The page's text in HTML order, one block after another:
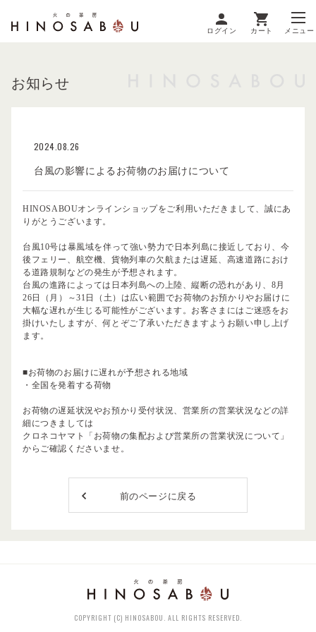
ログイン カート メニュー
お知らせ
2024.08.26
台風の影響によるお荷物のお届けについて
HINOSABOUオンラインショップをご利用いただきまして、誠にあ
りがとうございます。
台風10号は暴風域を伴って強い勢力で日本列島に接近しており、今
後フェリー、航空機、貨物列車の欠航または遅延、高速道路におけ
る道路規制などの発生が予想されます。
台風の進路によっては日本列島への上陸、縦断の恐れがあり、8月
26日（月）～31日（土）は広い範囲でお荷物のお預かりやお届けに
大幅な遅れが生じる可能性がございます。お客さまにはご迷惑をお
掛けいたしますが、何とぞご了承いただきますようお願い申し上げ
ます。
■お荷物のお届けに遅れが予想される地域
・全国を発着する荷物
お荷物の遅延状況やお預かり受付状況、営業所の営業状況などの詳
細につきましては
クロネコヤマト
「お荷物の集配および営業所の営業状況について」
からご確認くださいませ。
前のページに戻る
COPYRIGHT (C) HINOSABOU. ALL RIGHTS RESERVED.